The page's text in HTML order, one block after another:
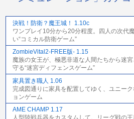
決戦！防衛？魔王城！ 1.10c
ワンプレイ10分から20分程度。四人の次代
い“コミカル防衛ゲーム”
ZombieVital2-FREE版- 1.15
魔族の女王が、極悪非道な人間たちから迷
守る“迷宮ディフェンスゲーム”
家具置き職人 1.06
完成図通りに家具を配置してゆく、ユニー
ョンゲーム
AME CHAMP 1.17
人型陸戦兵器をカスタムして、リーグ戦の